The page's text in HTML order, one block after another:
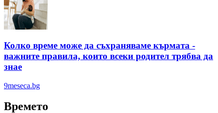
Колко време може да съхраняваме кърмата -
важните правила, които всеки родител трябва да
знае
9meseca.bg
Времето